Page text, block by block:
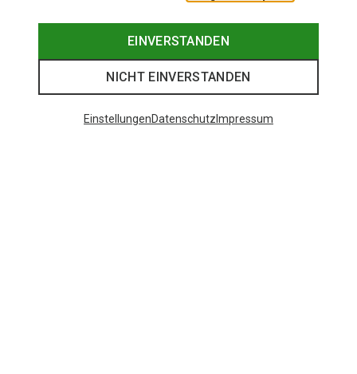
EINVERSTANDEN
NICHT EINVERSTANDEN
EinstellungenDatenschutz Impressum